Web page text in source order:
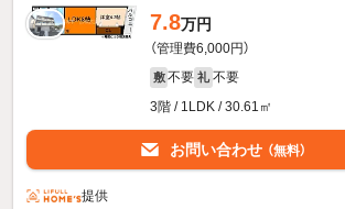
7.8万円
（管理費6,000円）
敷 不要 礼 不要
3階 / 1LDK / 30.61㎡
お問い合わせ （無料）
提供